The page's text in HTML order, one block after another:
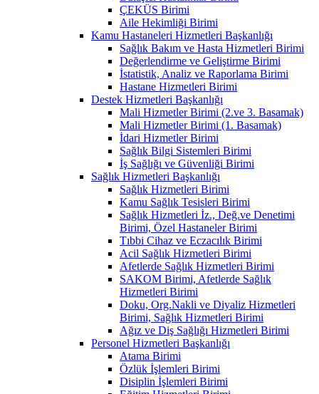
ÇEKÜS Birimi
Aile Hekimliği Birimi
Kamu Hastaneleri Hizmetleri Başkanlığı
Sağlık Bakım ve Hasta Hizmetleri Birimi
Değerlendirme ve Geliştirme Birimi
İstatistik, Analiz ve Raporlama Birimi
Hastane Hizmetleri Birimi
Destek Hizmetleri Başkanlığı
Mali Hizmetler Birimi (2.ve 3. Basamak)
Mali Hizmetler Birimi (1. Basamak)
İdari Hizmetler Birimi
Sağlık Bilgi Sistemleri Birimi
İş Sağlığı ve Güvenliği Birimi
Sağlık Hizmetleri Başkanlığı
Sağlık Hizmetleri Birimi
Kamu Sağlık Tesisleri Birimi
Sağlık Hizmetleri İz., Değ.ve Denetimi
Birimi, Özel Hastaneler Birimi
Tıbbi Cihaz ve Eczacılık Birimi
Acil Sağlık Hizmetleri Birimi
Afetlerde Sağlık Hizmetleri Birimi
SAKOM Birimi, Afetlerde Sağlık
Hizmetleri Birimi
Doku, Org.Nakli ve Diyaliz Hizmetleri
Birimi, Sağlık Hizmetleri Birimi
Ağız ve Diş Sağlığı Hizmetleri Birimi
Personel Hizmetleri Başkanlığı
Atama Birimi
Özlük İşlemleri Birimi
Disiplin İşlemleri Birimi